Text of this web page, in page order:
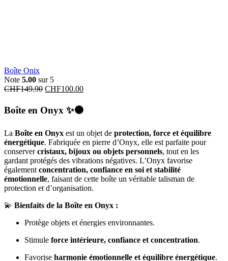
Boîte Onix
Note 5.00 sur 5
CHF149.90 CHF100.00
Boîte en Onyx ✨⚫
La Boîte en Onyx est un objet de protection, force et équilibre
énergétique. Fabriquée en pierre d’Onyx, elle est parfaite pour
conservercristaux, bijoux ou objets personnels, tout en les
gardant protégés des vibrations négatives. L’Onyx favorise
également concentration, confiance en soi et stabilité
émotionnelle, faisant de cette boîte un véritable talisman de
protection et d’organisation.
💫 Bienfaits de la Boîte en Onyx :
Protège objets et énergies environnantes.
Stimule force intérieure, confiance et concentration.
Favorise harmonie émotionnelle et équilibre énergétique.